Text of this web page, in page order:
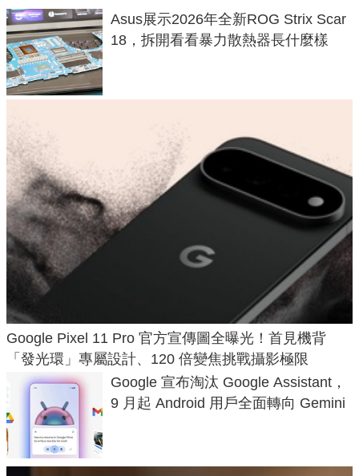
Asus展示2026年全新ROG Strix Scar
18，拆開看看暴力散熱器長什麼樣
Google Pixel 11 Pro 官方宣傳圖全曝光！首見機背
「發光環」專屬設計、120 倍變焦挑戰攝影極限
Google 宣布淘汰 Google Assistant，
9 月起 Android 用戶全面轉向 Gemini